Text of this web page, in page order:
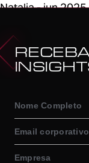
Natalia - jun 2025